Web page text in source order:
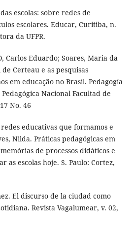
escolas: sobre redes de
escolares. Educar, Curitiba, n.
da UFPR.
Carlos Eduardo; Soares, Maria da
Certeau e as pesquisas
em educação no Brasil. Pedagogía
Nacional Facultad de
No. 46
educativas que formamos e
Nilda. Práticas pedagógicas em
de processos didáticos e
as escolas hoje. S. Paulo: Cortez,
El discurso de la ciudad como
Revista Vagalumear, v. 02,